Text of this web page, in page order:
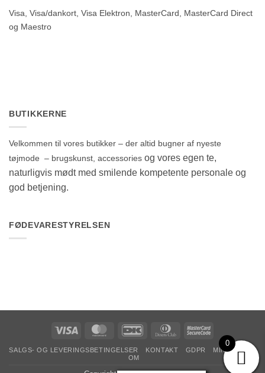
Visa, Visa/dankort, Visa Elektron, MasterCard, MasterCard Direct
og Maestro
BUTIKKERNE
Velkommen til vores butikker – der altid bugner af nyeste
tøjmode – brugskunst, accessories og vores egen te,
naturligvis mødt med smilende kompetente personale og
god betjening.
FØDEVARESTYRELSEN
Visa MasterCard DanKort
Dinners
MasterCard
SALGS- OG LEVERINGSBETINGELSER KONTAKT GDPR
MIN KONTO
OM
0